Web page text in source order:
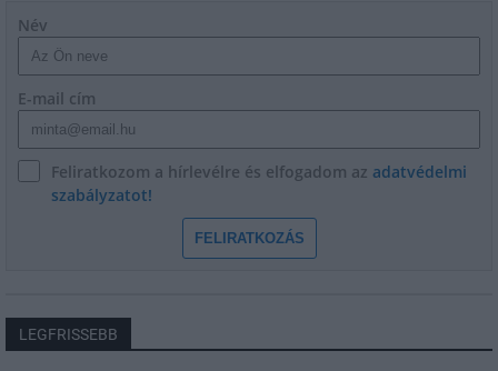
Név
E-mail cím
Feliratkozom a hírlevélre és elfogadom az adatvédelmi
szabályzatot!
FELIRATKOZÁS
LEGFRISSEBB